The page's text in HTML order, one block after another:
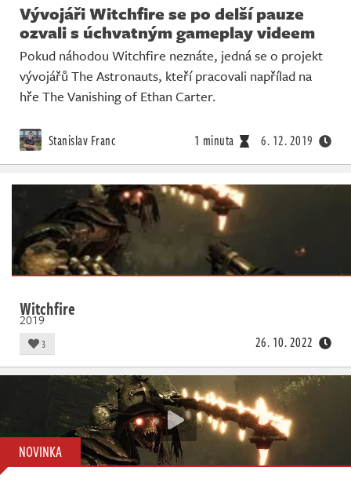
Vývojáři Witchfire se po delší pauze
ozvali s úchvatným gameplay videem
Pokud náhodou Witchfire neznáte, jedná se o projekt
vývojářů The Astronauts, kteří pracovali napřílad na
hře The Vanishing of Ethan Carter.
Stanislav Franc 1 minuta 6. 12. 2019
Witchfire
2019
3 26. 10. 2022
NOVINKA